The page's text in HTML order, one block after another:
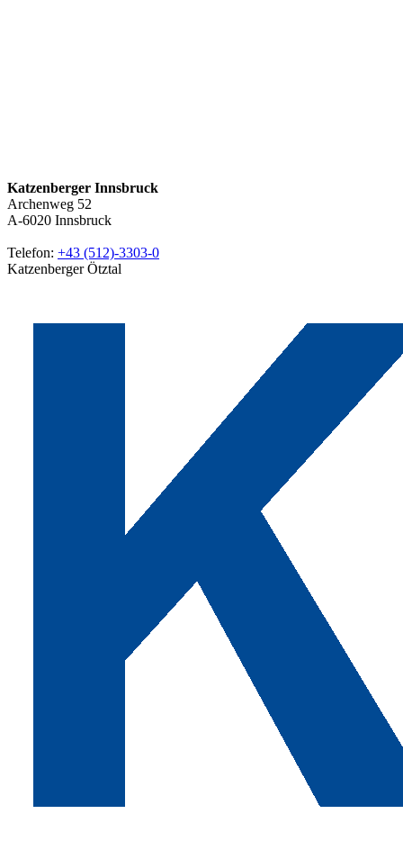
Katzenberger Innsbruck
Archenweg 52
A-6020 Innsbruck
Telefon: +43 (512)-3303-0
Katzenberger Ötztal